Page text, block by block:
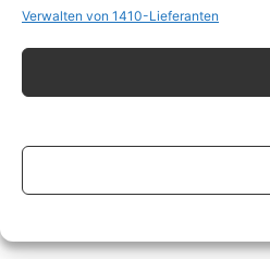
Verwalten von 1410-Lieferanten